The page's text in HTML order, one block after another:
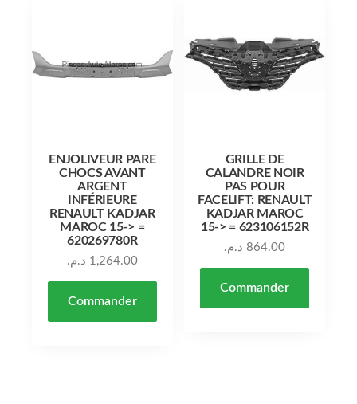
ENJOLIVEUR PARE
CHOCS AVANT
ARGENT
INFÉRIEURE
RENAULT KADJAR
MAROC 15-> =
620269780R
1,264.00 د.م.
Commander
GRILLE DE
CALANDRE NOIR
PAS POUR
FACELIFT: RENAULT
KADJAR MAROC
15-> = 623106152R
864.00 د.م.
Commander